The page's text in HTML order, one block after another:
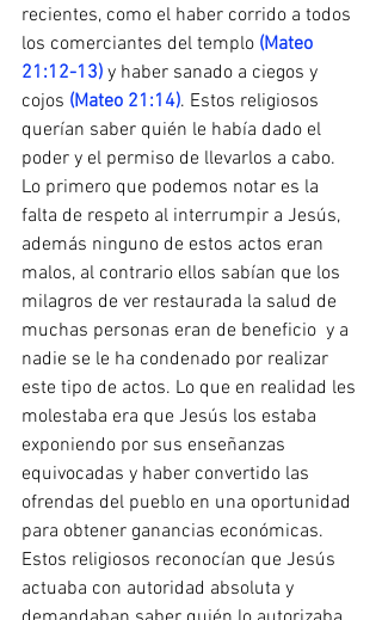
recientes, como el haber corrido a todos
los comerciantes del templo (Mateo
21:12-13) y haber sanado a ciegos y
cojos (Mateo 21:14). Estos religiosos
querían saber quién le había dado el
poder y el permiso de llevarlos a cabo.
Lo primero que podemos notar es la
falta de respeto al interrumpir a Jesús,
además ninguno de estos actos eran
malos, al contrario ellos sabían que los
milagros de ver restaurada la salud de
muchas personas eran de beneficio  y a
nadie se le ha condenado por realizar
este tipo de actos. Lo que en realidad les
molestaba era que Jesús los estaba
exponiendo por sus enseñanzas
equivocadas y haber convertido las
ofrendas del pueblo en una oportunidad
para obtener ganancias económicas.
Estos religiosos reconocían que Jesús
actuaba con autoridad absoluta y